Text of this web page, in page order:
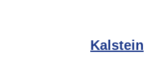
Kalstein